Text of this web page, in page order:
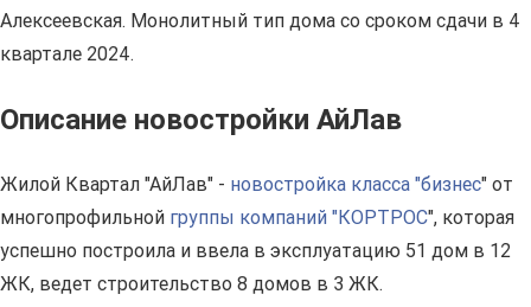
Алексеевская. Монолитный тип дома со сроком сдачи в 4
квартале 2024.
Описание новостройки АйЛав
Жилой Квартал "АйЛав" - новостройка класса "бизнес" от
многопрофильной группы компаний "КОРТРОС", которая
успешно построила и ввела в эксплуатацию 51 дом в 12
ЖК, ведет строительство 8 домов в 3 ЖК.